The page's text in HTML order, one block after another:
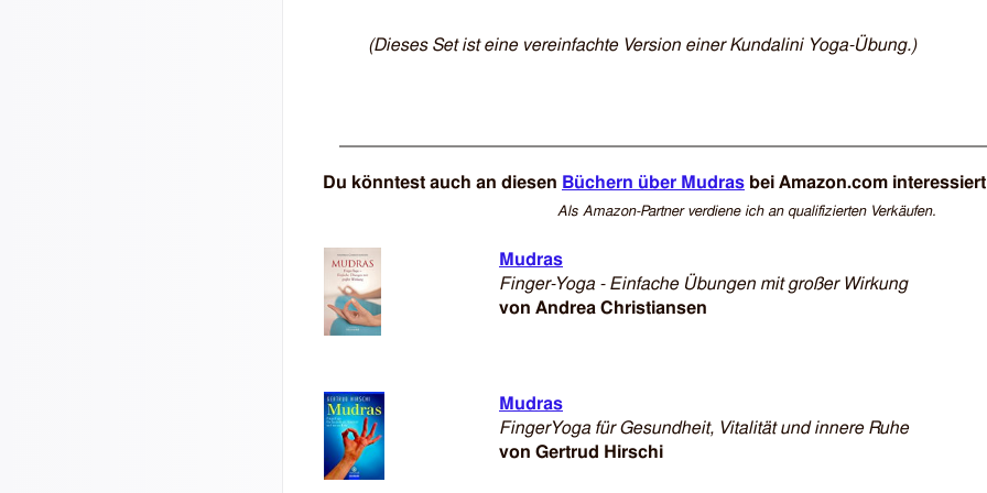
(Dieses Set ist eine vereinfachte Version einer Kundalini Yoga-Übung.)
Du könntest auch an diesen Büchern über Mudras bei Amazon.com
Als Amazon-Partner verdiene ich an qualifizierten Verkäufen.
Mudras
Finger-Yoga - Einfache Übungen mit großer Wirkung
von Andrea Christiansen
Mudras
FingerYoga für Gesundheit, Vitalität und innere Ruhe
von Gertrud Hirschi